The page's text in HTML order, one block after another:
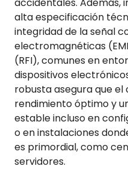
alta especificación
integridad de la señal
electromagnéticas
(RFI), comunes en
dispositivos
robusta asegura que
rendimiento óptimo y
estable incluso en
o en instalaciones
es primordial, como
servidores.